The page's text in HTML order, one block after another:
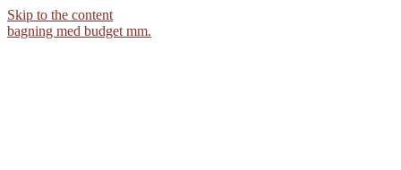
Skip to the content
bagning med budget mm.